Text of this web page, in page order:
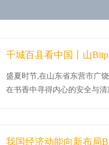
千城百县看中国丨山
盛夏时节,在山东省东营市广
在书香中寻得内心的安全与
我国经济动能向新布局